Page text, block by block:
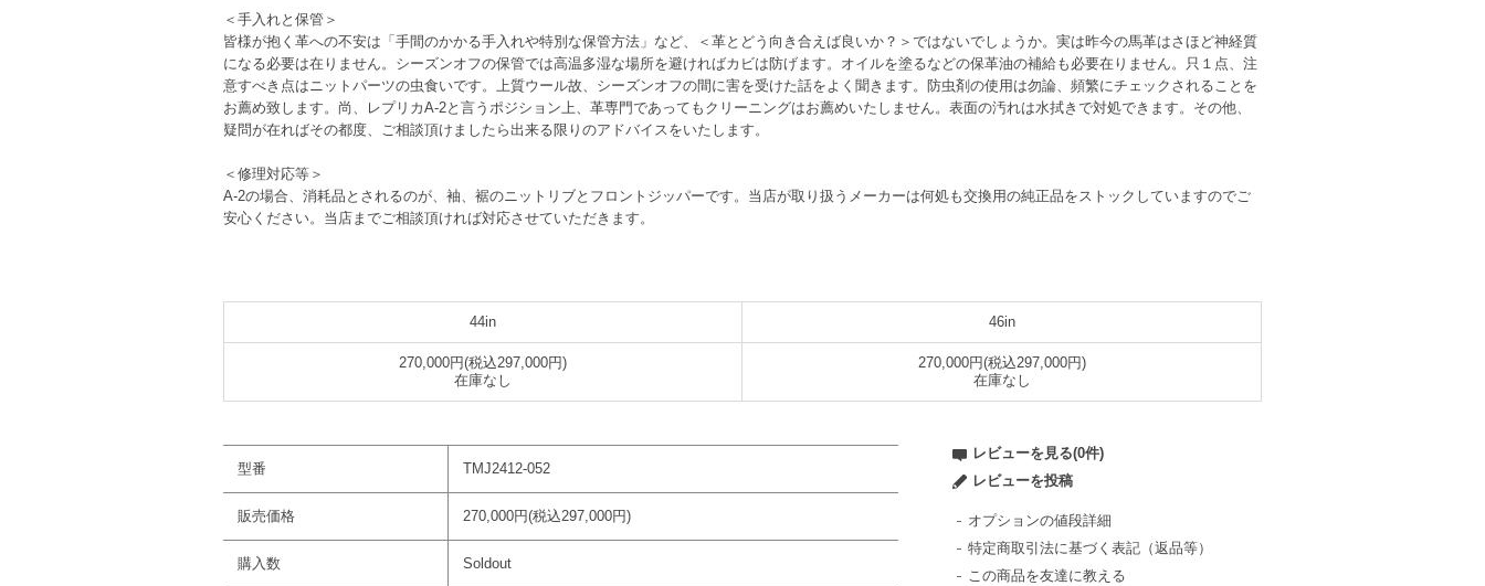
＜手入れと保管＞
皆様が抱く革への不安は「手間のかかる手入れや特別な保管方法」など、＜革とどう向き合えば良いか？＞ではないでしょうか。実は昨今の馬革はさほど神経質
になる必要は在りません。シーズンオフの保管では高温多湿な場所を避ければカビは防げます。オイルを塗るなどの保革油の補給も必要在りません。只１点、注
意すべき点はニットパーツの虫食いです。上質ウール故、シーズンオフの間に害を受けた話をよく聞きます。防虫剤の使用は勿論、頻繁にチェックされることを
お薦め致します。尚、レプリカA-2と言うポジション上、革専門であってもクリーニングはお薦めいたしません。表面の汚れは水拭きで対処できます。その他、
疑問が在ればその都度、ご相談頂けましたら出来る限りのアドバイスをいたします。
＜修理対応等＞
A-2の場合、消耗品とされるのが、袖、裾のニットリブとフロントジッパーです。当店が取り扱うメーカーは何処も交換用の純正品をストックしていますのでご
安心ください。当店までご相談頂ければ対応させていただきます。
44in 46in
270,000円(税込297,000円)
在庫なし
270,000円(税込297,000円)
在庫なし
型番 TMJ2412-052
販売価格 270,000円(税込297,000円)
購入数 Soldout
レビューを見る(0件)
レビューを投稿
オプションの値段詳細
特定商取引法に基づく表記（返品等）
この商品を友達に教える